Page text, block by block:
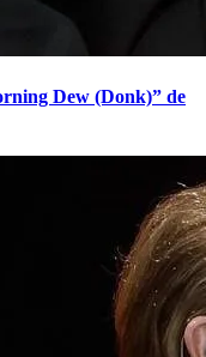
Dew (Donk)” de